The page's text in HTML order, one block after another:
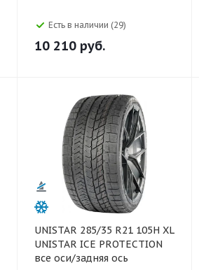
Есть в наличии (29)
10 210 руб.
UNISTAR 285/35 R21 105H XL
UNISTAR ICE PROTECTION
все оси/задняя ось